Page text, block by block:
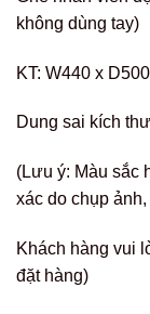
không dùng tay)
KT: W440 x
Dung sai kích
(Lưu ý: Màu sắc
xác do chụp
Khách hàng vui
đặt hàng)